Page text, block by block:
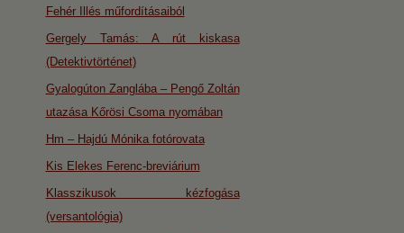
Fehér Illés műfordításaiból
Gergely Tamás: A rút kiskasa
(Detektivtörténet)
Gyalogúton Zanglába – Pengő Zoltán
utazása Kőrösi Csoma nyomában
Hm – Hajdú Mónika fotórovata
Kis Elekes Ferenc-breviárium
Klasszikusok kézfogása
(versantológia)